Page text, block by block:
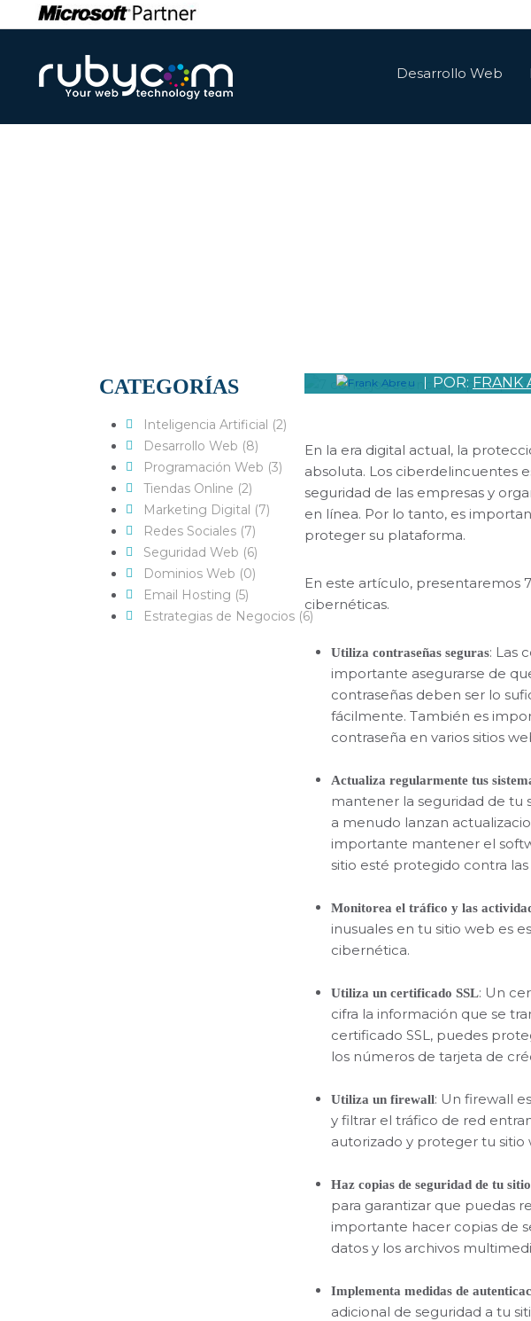
Desarrollo Web
POR: FRANK
En la era digital actual, la
absoluta. Los ciberdelincuentes
seguridad de las empresas y
en línea. Por lo tanto, es
proteger su plataforma.
En este artículo, presentaremos
cibernéticas.
Utiliza contraseñas seguras: Las
importante asegurarse de
contraseñas deben ser lo
fácilmente. También es
contraseña en varios sitios
Actualiza regularmente tus
mantener la seguridad de tu
a menudo lanzan
importante mantener el
sitio esté protegido contra
Monitorea el tráfico y las
inusuales en tu sitio web es
cibernética.
Utiliza un certificado SSL: Un
cifra la información que se
certificado SSL, puedes
los números de tarjeta de
Utiliza un firewall: Un firewall
y filtrar el tráfico de red
autorizado y proteger tu sitio
Haz copias de seguridad de tu
para garantizar que puedas
importante hacer copias de
datos y los archivos
Implementa medidas de
adicional de seguridad a tu
CATEGORÍAS
Inteligencia Artificial (2)
Desarrollo Web (8)
Programación Web (3)
Tiendas Online (2)
Marketing Digital (7)
Redes Sociales (7)
Seguridad Web (6)
Dominios Web (0)
Email Hosting (5)
Estrategias de Negocios (6)